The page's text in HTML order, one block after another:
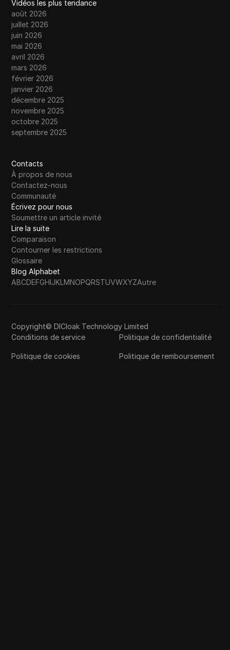
Vidéos les plus tendance
août 2026
juillet 2026
juin 2026
mai 2026
avril 2026
mars 2026
février 2026
janvier 2026
décembre 2025
novembre 2025
octobre 2025
septembre 2025
Contacts
À propos de nous
Contactez-nous
Communauté
Écrivez pour nous
Soumettre un article invité
Lire la suite
Comparaison
Contourner les restrictions
Glossaire
Blog Alphabet
ABCDEFGHIJKLMNOPQRSTUVWXYZAutre
Copyright© DICloak Technology Limited
Conditions de service
Politique de confidentialité
Politique de cookies Politique de remboursement